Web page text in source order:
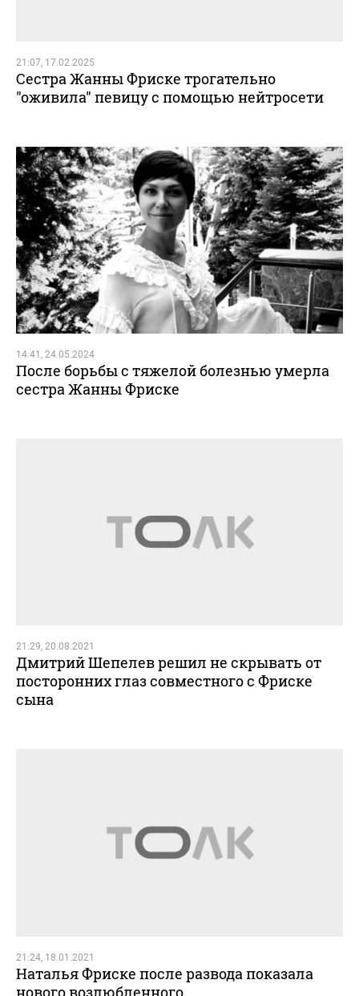
21:07, 17.02.2025
Сестра Жанны Фриске трогательно
"оживила" певицу с помощью нейтросети
14:41, 24.05.2024
После борьбы с тяжелой болезнью умерла
сестра Жанны Фриске
21:29, 20.08.2021
Дмитрий Шепелев решил не скрывать от
посторонних глаз совместного с Фриске
сына
21:24, 18.01.2021
Наталья Фриске после развода показала
нового возлюбленного